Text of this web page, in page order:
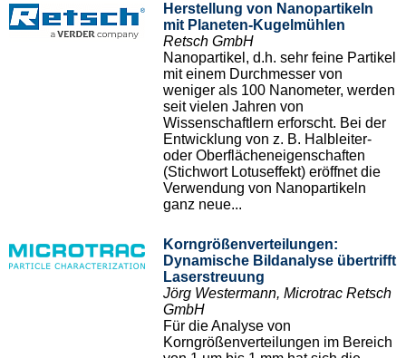
Herstellung von Nanopartikeln
mit Planeten-Kugelmühlen
Retsch GmbH
Nanopartikel, d.h. sehr feine Partikel
mit einem Durchmesser von
weniger als 100 Nanometer, werden
seit vielen Jahren von
Wissenschaftlern erforscht. Bei der
Entwicklung von z. B. Halbleiter-
oder Oberflächeneigenschaften
(Stichwort Lotuseffekt) eröffnet die
Verwendung von Nanopartikeln
ganz neue...
Korngrößenverteilungen:
Dynamische Bildanalyse übertrifft
Laserstreuung
Jörg Westermann, Microtrac Retsch
GmbH
Für die Analyse von
Korngrößenverteilungen im Bereich